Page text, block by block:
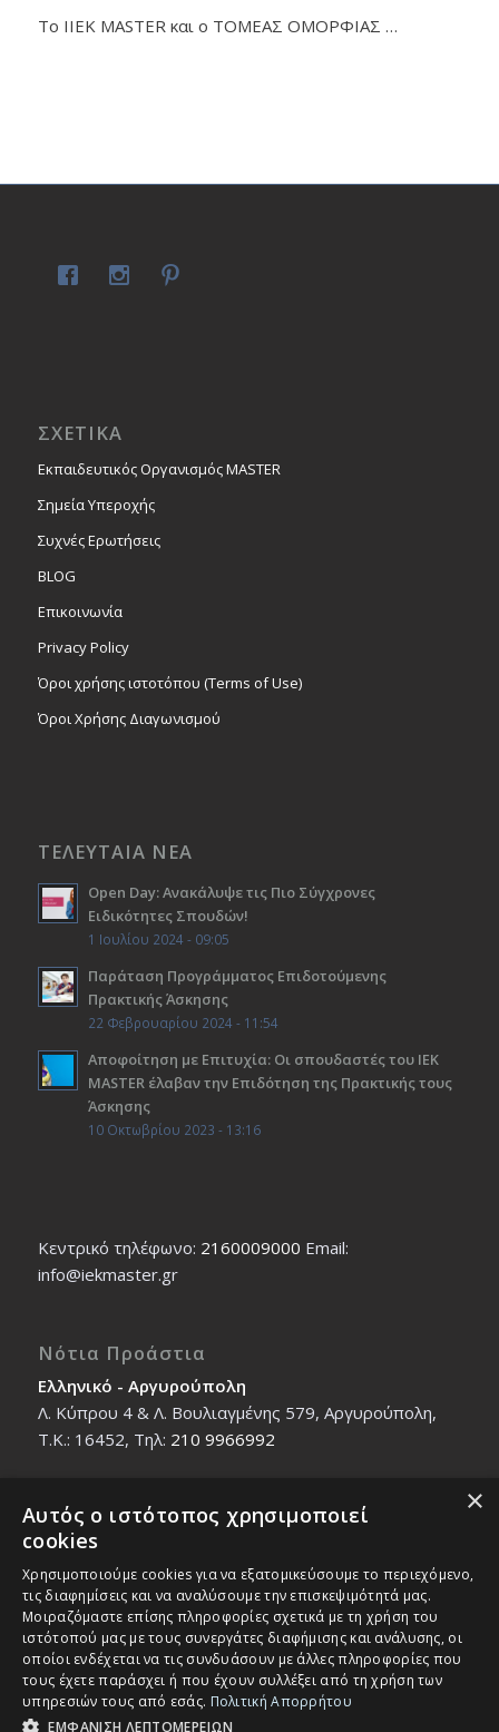
Το ΙΙΕΚ MASTER και ο ΤΟΜΕΑΣ ΟΜΟΡΦΙΑΣ …
ΣΧΕΤΙΚΑ
Εκπαιδευτικός Οργανισμός MASTER
Σημεία Υπεροχής
Συχνές Ερωτήσεις
BLOG
Επικοινωνία
Privacy Policy
Όροι χρήσης ιστοτόπου (Terms of Use)
Όροι Χρήσης Διαγωνισμού
ΤΕΛΕΥΤΑΙΑ ΝΕΑ
Open Day: Ανακάλυψε τις Πιο Σύγχρονες
Ειδικότητες Σπουδών!
1 Ιουλίου 2024 - 09:05
Παράταση Προγράμματος Επιδοτούμενης
Πρακτικής Άσκησης
22 Φεβρουαρίου 2024 - 11:54
Αποφοίτηση με Επιτυχία: Οι σπουδαστές του ΙΕΚ
ΜΑSTER έλαβαν την Επιδότηση της Πρακτικής τους
Άσκησης
10 Οκτωβρίου 2023 - 13:16
Κεντρικό τηλέφωνο: 2160009000 Εmail:
info@iekmaster.gr
Νότια Προάστια
Ελληνικό - Αργυρούπολη
Λ. Κύπρου 4 & Λ. Βουλιαγμένης 579, Αργυρούπολη,
T.K.: 16452, Τηλ: 210 9966992
Βόρεια Προάστια
Νέο Ηράκλειο - Μαρούσι
Ζαλοκώστα 18 & Εμμανουήλ Παπαδάκη 12, T.K.:
14121, Τηλ:210 2712588
×
Αυτός ο ιστότοπος χρησιμοποιεί
cookies
Χρησιμοποιούμε cookies για να εξατομικεύσουμε το περιεχόμενο,
τις διαφημίσεις και να αναλύσουμε την επισκεψιμότητά μας.
Μοιραζόμαστε επίσης πληροφορίες σχετικά με τη χρήση του
ιστότοπού μας με τους συνεργάτες διαφήμισης και ανάλυσης, οι
οποίοι ενδέχεται να τις συνδυάσουν με άλλες πληροφορίες που
τους έχετε παράσχει ή που έχουν συλλέξει από τη χρήση των
υπηρεσιών τους από εσάς. Πολιτική Απορρήτου
ΕΜΦΑΝΙΣΗ ΛΕΠΤΟΜΕΡΕΙΩΝ